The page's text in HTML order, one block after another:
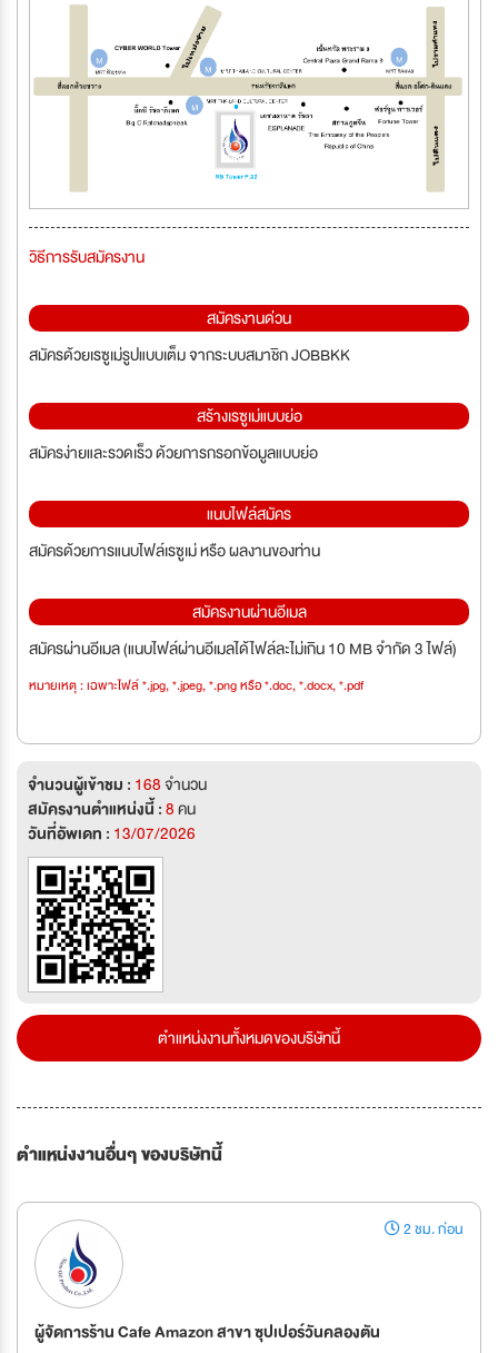
วิธีการรับสมัครงาน
สมัครงานด่วน
สมัครด้วยเรซูเม่รูปแบบเต็ม จากระบบสมาชิก JOBBKK
สร้างเรซูเม่แบบย่อ
สมัครง่ายและรวดเร็ว ด้วยการกรอกข้อมูลแบบย่อ
แนบไฟล์สมัคร
สมัครด้วยการแนบไฟล์เรซูเม่ หรือ ผลงานของท่าน
สมัครงานผ่านอีเมล
สมัครผ่านอีเมล (แนบไฟล์ผ่านอีเมลได้ไฟล์ละไม่เกิน 10 MB จำกัด 3 ไฟล์)
หมายเหตุ : เฉพาะไฟล์ *.jpg, *.jpeg, *.png หรือ *.doc, *.docx, *.pdf
จำนวนผู้เข้าชม : 168จำนวน
สมัครงานตำแหน่งนี้ :8คน
วันที่อัพเดท : 13/07/2026
ตำแหน่งงานทั้งหมดของบริษัทนี้
ตำแหน่งงานอื่นๆ ของบริษัทนี้
2 ชม. ก่อน
ผู้จัดการร้าน Cafe Amazon สาขา ซุปเปอร์วันคลองตัน